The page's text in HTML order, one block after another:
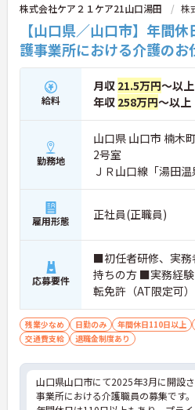
株式会社ケア２１ケア21山口湯田 株
【山口県／山口市】年間
護事業所における介護の
給料
月収 21.5万円～以
年収 258万円～以上
勤務地
山口県 山口市 楠木
2号室
ＪＲ山口線「湯田
雇用形態 正社員(正職員)
応募要件
■初任者研修、実務
持ちの方 ■実務経
転免許（AT限定可
残業少なめ 日勤のみ 年間休日110日以上
交通費支給
退職金制度あり
山口県山口市にて2025年3月に開設
事業所における介護職員の募集です。